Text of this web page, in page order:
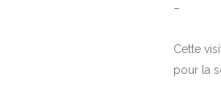
–
Cette
pour la